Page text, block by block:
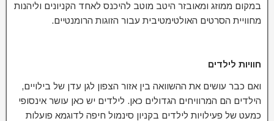
במקום ממוזג ומאובזר היטב מוטב להיכנס לאחד הקניונים וליהנות
מחוויית הסרטים האולטימטיבית עבור הזוגות הרומנטיים.
חוויות לילדים
ואם כבר עושים את ההשוואה בין אזור הצפון לגן עדן של בילויים,
הילדים הם המרוויחים הגדולים כאן. לילדים יש כאן עושר אינסופי
כמעט של פעילויות לילדים בקניון סינמול חיפה לדוגמא פועלות